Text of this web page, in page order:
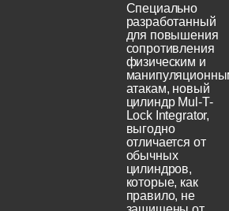
Специально
разработанный
для повышения
сопротивления
физическим и
атакам, новый
цилиндр Mul-T-
Lock Integrator,
выгодно
отличается от
обычных
цилиндров,
которые, как
правило, не